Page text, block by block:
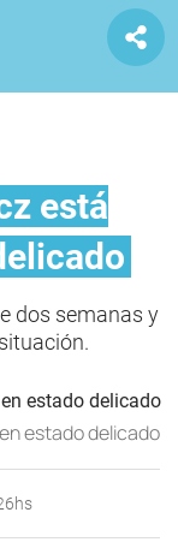
está
dos semanas y
estado delicado